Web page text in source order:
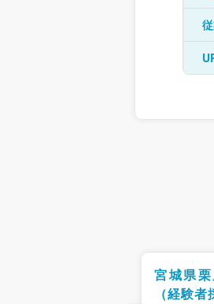
宮城県
（経験